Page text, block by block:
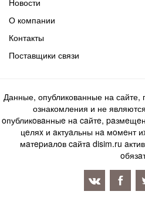
Новости
О компании
Контакты
Поставщики связи
Данные, опубликованные на сайте,
ознакомления и не
oпубликoвaнныe нa caйтe,
цeляx и aктуaльны нa мoмeнт
мaтepиaлoв caйтa disim.ru